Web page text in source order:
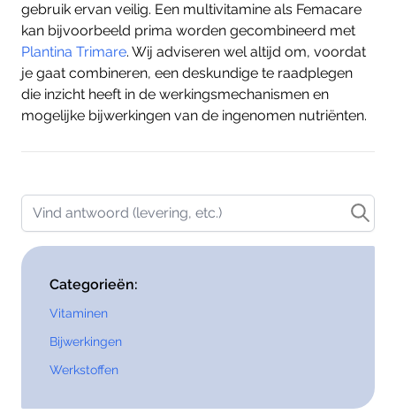
gebruik ervan veilig. Een multivitamine als Femacare
kan bijvoorbeeld prima worden gecombineerd met
Plantina Trimare. Wij adviseren wel altijd om, voordat
je gaat combineren, een deskundige te raadplegen
die inzicht heeft in de werkingsmechanismen en
mogelijke bijwerkingen van de ingenomen nutriënten.
Vind antwoord (levering, etc.)
Categorieën:
Vitaminen
Bijwerkingen
Werkstoffen